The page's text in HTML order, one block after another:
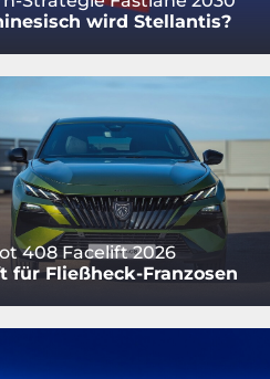
nur mit Elektroantrieb zu haben.
wird Stellantis?
408 Facelift 2026
für Fließheck-Franzosen